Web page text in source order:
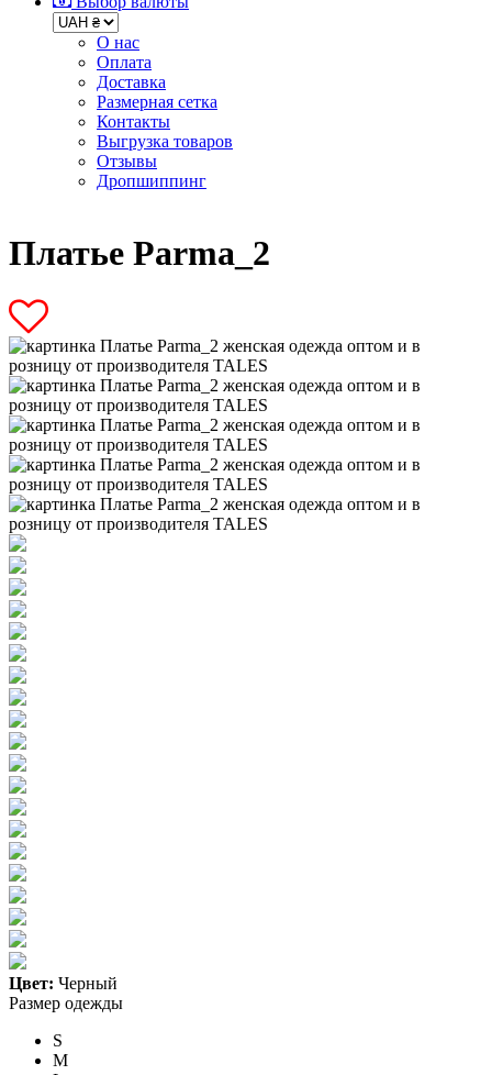
О нас
Оплата
Доставка
Размерная сетка
Контакты
Выгрузка товаров
Отзывы
Дропшиппинг
Платье Parma_2
Цвет: Черный
Размер одежды
S
M